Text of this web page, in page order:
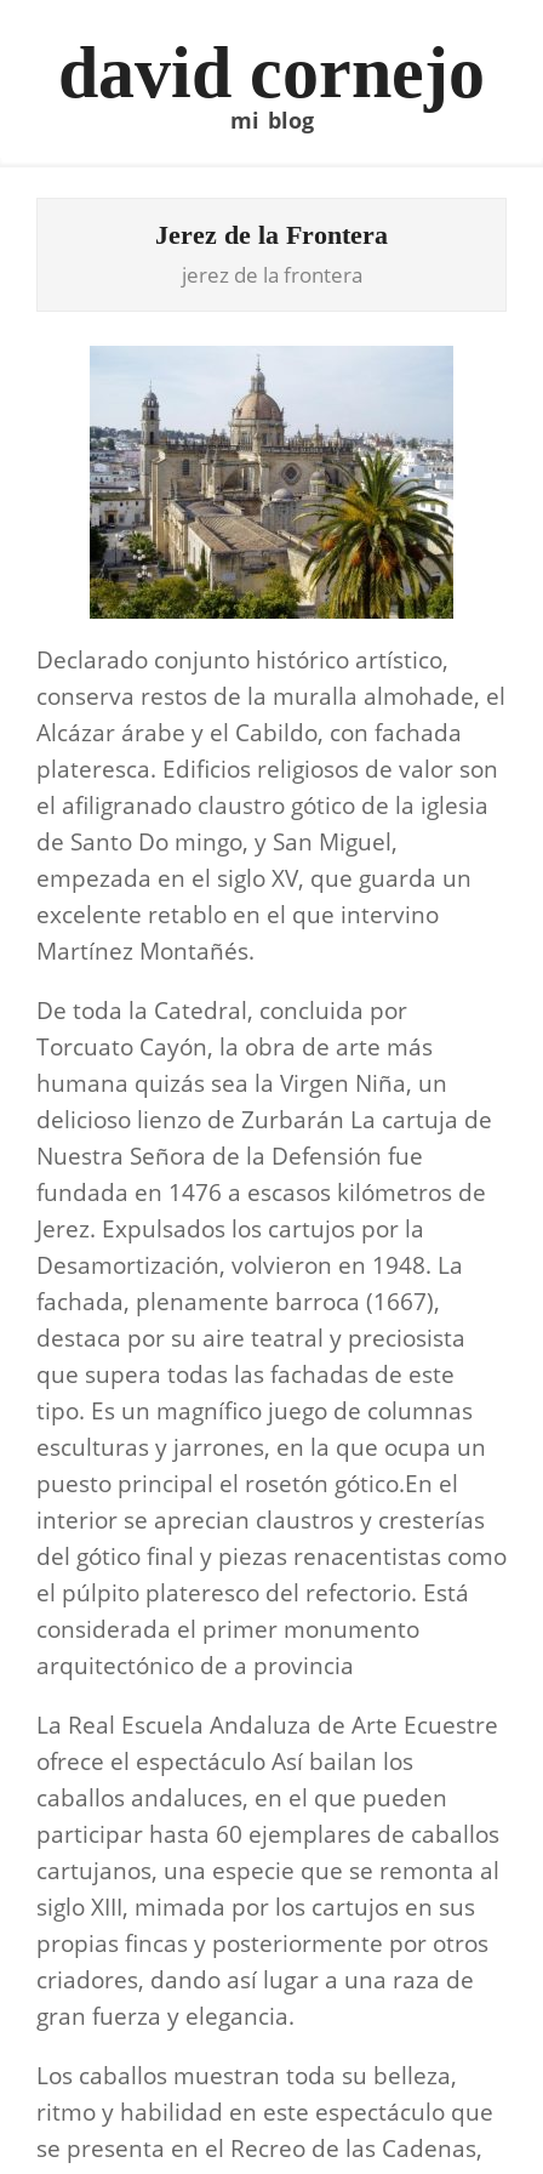
contentdavid cornejo
mi blog
Jerez de la Frontera
jerez de la frontera
Declarado conjunto histórico artístico,
conserva restos de la muralla almohade, el
Alcázar árabe y el Cabildo, con fachada
plateresca. Edificios religiosos de valor son
el afiligranado claustro gótico de la iglesia
de Santo Do mingo, y San Miguel,
empezada en el siglo XV, que guarda un
excelente retablo en el que intervino
Martínez Montañés.
De toda la Catedral, concluida por
Torcuato Cayón, la obra de arte más
humana quizás sea la Virgen Niña, un
delicioso lienzo de Zurbarán La cartuja de
Nuestra Señora de la Defensión fue
fundada en 1476 a escasos kilómetros de
Jerez. Expulsados los cartujos por la
Desamortización, volvieron en 1948. La
fachada, plenamente barroca (1667),
destaca por su aire teatral y preciosista
que supera todas las fachadas de este
tipo. Es un magnífico juego de columnas
esculturas y jarrones, en la que ocupa un
puesto principal el rosetón gótico.En el
interior se aprecian claustros y cresterías
del gótico final y piezas renacentistas como
el púlpito plateresco del refectorio. Está
considerada el primer monumento
arquitectónico de a provincia
La Real Escuela Andaluza de Arte Ecuestre
ofrece el espectáculo Así bailan los
caballos andaluces, en el que pueden
participar hasta 60 ejemplares de caballos
cartujanos, una especie que se remonta al
siglo XIII, mimada por los cartujos en sus
propias fincas y posteriormente por otros
criadores, dando así lugar a una raza de
gran fuerza y elegancia.
Los caballos muestran toda su belleza,
ritmo y habilidad en este espectáculo que
se presenta en el Recreo de las Cadenas,